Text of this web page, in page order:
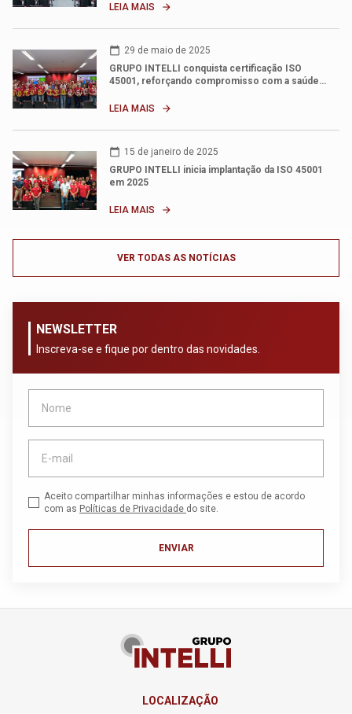
LEIA MAIS arrow_forward
calendar_today 29 de maio de 2025
GRUPO INTELLI conquista certificação ISO
45001, reforçando compromisso com a saúde…
LEIA MAIS arrow_forward
calendar_today 15 de janeiro de 2025
GRUPO INTELLI inicia implantação da ISO 45001
em 2025
LEIA MAIS arrow_forward
VER TODAS AS NOTÍCIAS
NEWSLETTER
Inscreva-se e fique por dentro das novidades.
Aceito compartilhar minhas informações e estou de acordo
com as Políticas de Privacidade do site.
ENVIAR
LOCALIZAÇÃO